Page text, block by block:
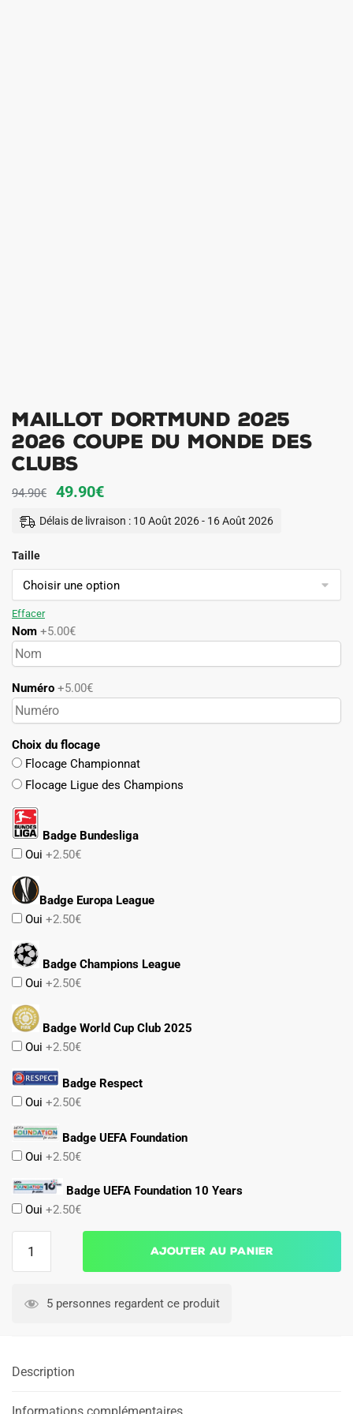
Maillot Dortmund 2025
2026 Coupe du Monde des
Clubs
94.90€
Le
prix
94.90€.
49.90€Le
prix
49.90€.
Délais de livraison : 10 Août 2026 - 16 Août 2026
Taille
Effacer
Nom +5.00€
Numéro +5.00€
Choix du flocage
Flocage Championnat
Flocage Ligue des Champions
Badge Bundesliga
Oui +2.50€
Badge Europa League
Oui +2.50€
Badge Champions League
Oui +2.50€
Badge World Cup Club 2025
Oui +2.50€
Badge Respect
Oui +2.50€
Badge UEFA Foundation
Oui +2.50€
Badge UEFA Foundation 10 Years
Oui +2.50€
Dortmund
du
des
Ajouter au panier
5 personnes regardent ce produit
Description